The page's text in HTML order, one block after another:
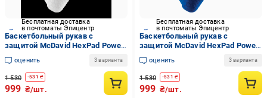
Бесплатная доставка
в почтоматы Эпицентр
Баскетбольный рукав с
защитой McDavid HexPad Power
Shooter Arm Sleeve M (10237_90)
оценить 3 варианта
1 530 -531 ₴
999 ₴/шт.
Бесплатная доставка
в почтоматы Эпицентр
Баскетбольный рукав с
защитой McDavid HexPad Power
Shooter Arm Sleeve M (10758_90)
оценить 3 варианта
1 530 -531 ₴
999 ₴/шт.